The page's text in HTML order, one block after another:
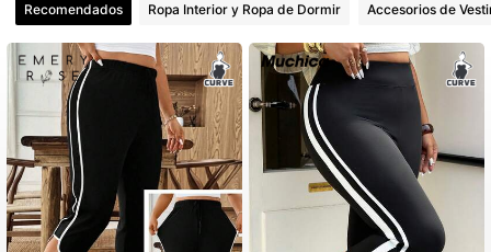
4.86 1M Seguidores
4.86 1M Seguidores
Recomendados Ropa Interior y Ropa de Dormir Accesorios de